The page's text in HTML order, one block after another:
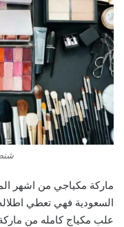
ماركة مكياجي من اشهر
السعودية فهي تعطي
علب مكياج كامله من